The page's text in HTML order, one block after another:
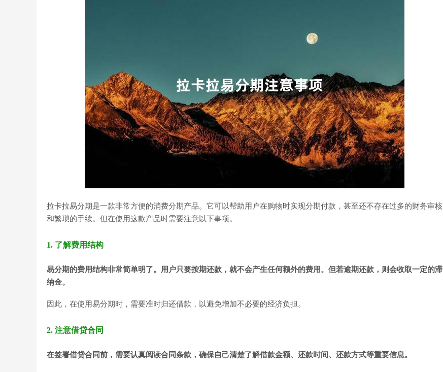
拉卡拉易分期是一款非常方便的消费分期产品。它可以帮助用户在购物时实现分期付款，甚至还不存在过多的财务审核
和繁琐的手续。但在使用这款产品时需要注意以下事项。
1. 了解费用结构
易分期的费用结构非常简单明了。用户只要按期还款，就不会产生任何额外的费用。但若逾期还款，则会收取一定的滞
纳金。
因此，在使用易分期时，需要准时归还借款，以避免增加不必要的经济负担。
2. 注意借贷合同
在签署借贷合同前，需要认真阅读合同条款，确保自己清楚了解借款金额、还款时间、还款方式等重要信息。